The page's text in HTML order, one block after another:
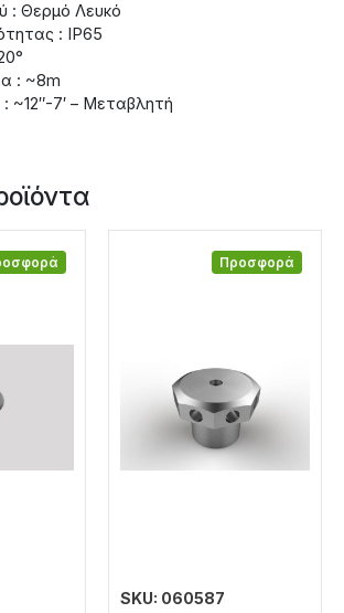
: Θερμό Λευκό
: IP65
: ~8m
: ~12″-7′ – Μεταβλητή
Προσφορά
SKU: 060587